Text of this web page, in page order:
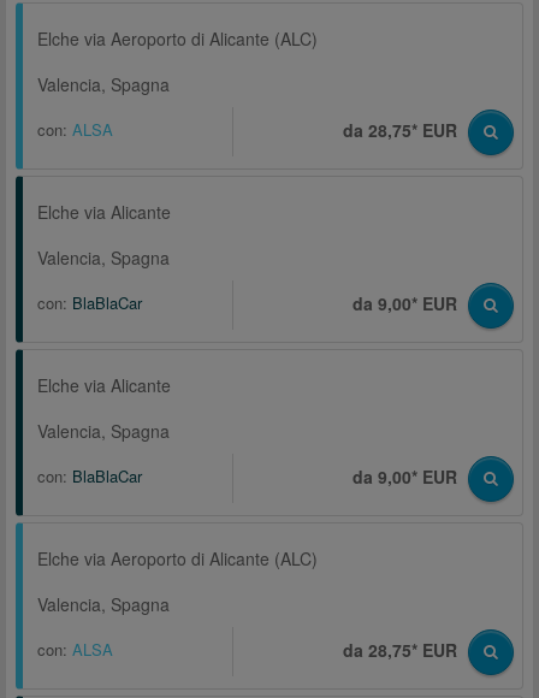
Elche via Aeroporto di Alicante (ALC)
Valencia, Spagna
con: ALSA da 28,75* EUR
Elche via Alicante
Valencia, Spagna
con: BlaBlaCar da 9,00* EUR
Elche via Alicante
Valencia, Spagna
con: BlaBlaCar da 9,00* EUR
Elche via Aeroporto di Alicante (ALC)
Valencia, Spagna
con: ALSA da 28,75* EUR